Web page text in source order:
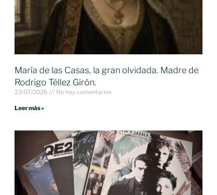
María de las Casas, la gran olvidada. Madre de
Rodrigo Téllez Girón.
23/07/2026 No hay comentarios
Leer más »